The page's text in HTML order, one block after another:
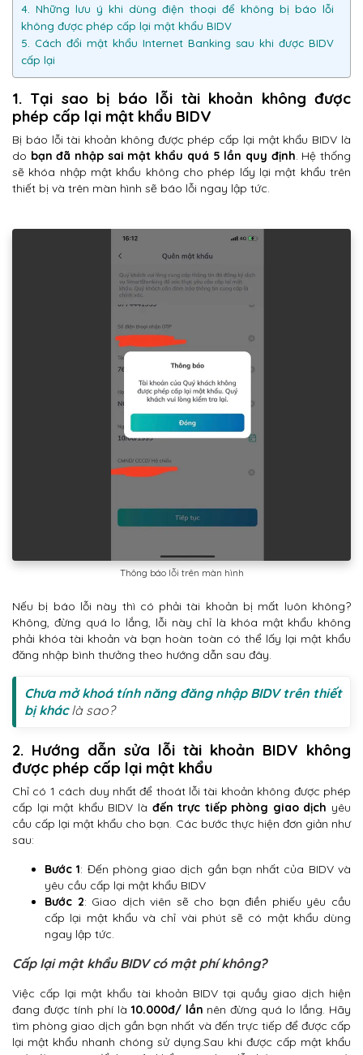
4. Những lưu ý khi dùng điện thoại để không bị báo lỗi
không được phép cấp lại mật khẩu BIDV
5. Cách đổi mật khẩu Internet Banking sau khi được BIDV
cấp lại
1. Tại sao bị báo lỗi tài khoản không được
phép cấp lại mật khẩu BIDV
Bị báo lỗi tài khoản không được phép cấp lại mật khẩu BIDV là
do bạn đã nhập sai mật khẩu quá 5 lần quy định. Hệ thống
sẽ khóa nhập mật khẩu không cho phép lấy lại mật khẩu trên
thiết bị và trên màn hình sẽ báo lỗi ngay lập tức.
Thông báo lỗi trên màn hình
Nếu bị báo lỗi này thì có phải tài khoản bị mất luôn không?
Không, đừng quá lo lắng, lỗi này chỉ là khóa mật khẩu không
phải khóa tài khoản và bạn hoàn toàn có thể lấy lại mật khẩu
đăng nhập bình thưởng theo hướng dẫn sau đây.
Chưa mở khoá tính năng đăng nhập BIDV trên thiết
bị kháclà sao?
2. Hướng dẫn sửa lỗi tài khoản BIDV không
được phép cấp lại mật khẩu
Chỉ có 1 cách duy nhất để thoát lỗi tài khoản không được phép
cấp lại mật khẩu BIDV là đến trực tiếp phòng giao dịch yêu
cầu cấp lại mật khẩu cho bạn. Các bước thực hiện đơn giản như
sau:
Bước 1: Đến phòng giao dịch gần bạn nhất của BIDV và
yêu cầu cấp lại mật khẩu BIDV
Bước 2: Giao dịch viên sẽ cho bạn điền phiếu yêu cầu
cấp lại mật khẩu và chỉ vài phút sẽ có mật khẩu dùng
ngay lập tức.
Cấp lại mật khẩu BIDV có mật phí không?
Việc cấp lại mật khẩu tài khoản BIDV tại quầy giao dịch hiện
đang được tính phí là 10.000đ/ lần nên đừng quá lo lắng. Hãy
tìm phòng giao dịch gần bạn nhất và đến trực tiếp để được cấp
lại mật khẩu nhanh chóng sử dụng.Sau khi được cấp mật khẩu